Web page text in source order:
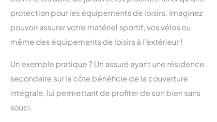
protection pour les équipements de loisirs. Imaginez
pouvoir assurer votre matériel sportif, vos vélos ou
même des équipements de loisirs à l’extérieur !
Un exemple pratique ? Un assuré ayant une résidence
secondaire sur la côte bénéficie de la couverture
intégrale, lui permettant de profiter de son bien sans
souci.